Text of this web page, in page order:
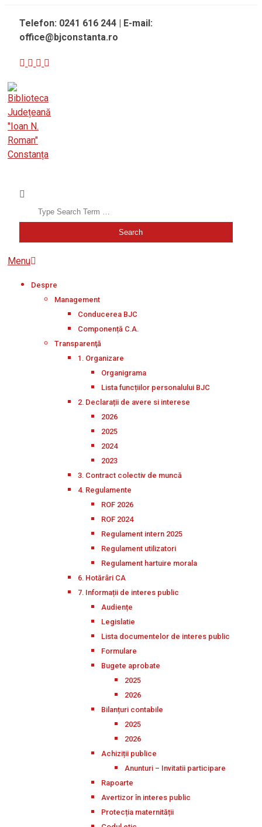
content
Telefon: 0241 616 244 | E-mail:
office@bjconstanta.ro
Search
Secondary
Menu
Menu
Despre
Management
Conducerea BJC
Componență C.A.
Transparenţă
1. Organizare
Organigrama
Lista funcțiilor personalului BJC
2. Declarații de avere si interese
2026
2025
2024
2023
3. Contract colectiv de muncă
4. Regulamente
ROF 2026
ROF 2024
Regulament intern 2025
Regulament utilizatori
Regulament hartuire morala
6. Hotărâri CA
7. Informații de interes public
Audiențe
Legislatie
Lista documentelor de interes public
Formulare
Bugete aprobate
2025
2026
Bilanțuri contabile
2025
2026
Achiziții publice
Anunturi – Invitatii participare
Rapoarte
Avertizor în interes public
Protecția maternității